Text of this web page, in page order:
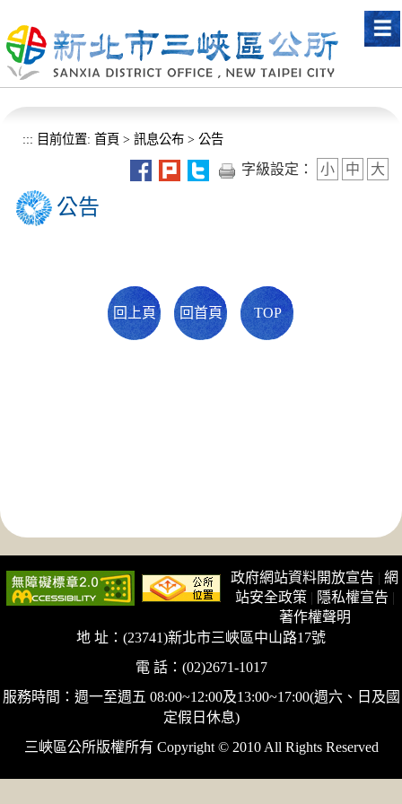
::: 目前位置: 首頁 > 訊息公布 > 公告
字級設定： 小 中 大
公告
回上頁 回首頁 TOP
政府網站資料開放宣告 | 網
站安全政策 | 隱私權宣告 |
著作權聲明
地 址：(23741)新北市三峽區中山路17號
電 話：(02)2671-1017
服務時間：週一至週五 08:00~12:00及13:00~17:00(週六、日及國
定假日休息)
三峽區公所版權所有 Copyright © 2010 All Rights Reserved